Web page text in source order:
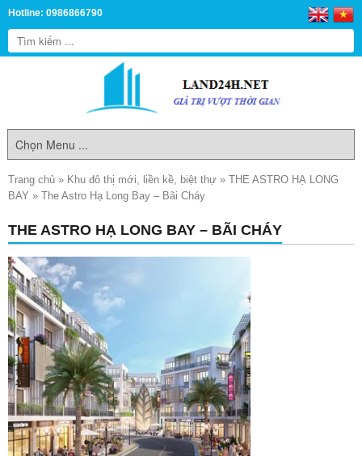
Hotline: 0986866790
Trang chủ » Khu đô thị mới, liền kề, biệt thự » THE ASTRO HẠ LONG
BAY » The Astro Hạ Long Bay – Bãi Cháy
THE ASTRO HẠ LONG BAY – BÃI CHÁY